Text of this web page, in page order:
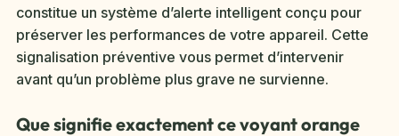
constitue un système d’alerte intelligent conçu pour
préserver les performances de votre appareil. Cette
signalisation préventive vous permet d’intervenir
avant qu’un problème plus grave ne survienne.
Que signifie exactement ce voyant orange